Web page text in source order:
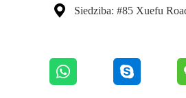
 Siedziba: #85 Xuefu